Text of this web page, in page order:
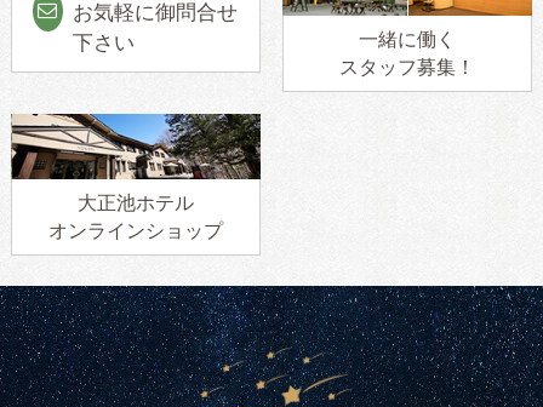
お気軽に御問合せ
下さい
一緒に働く
スタッフ募集！
大正池ホテル
オンラインショップ